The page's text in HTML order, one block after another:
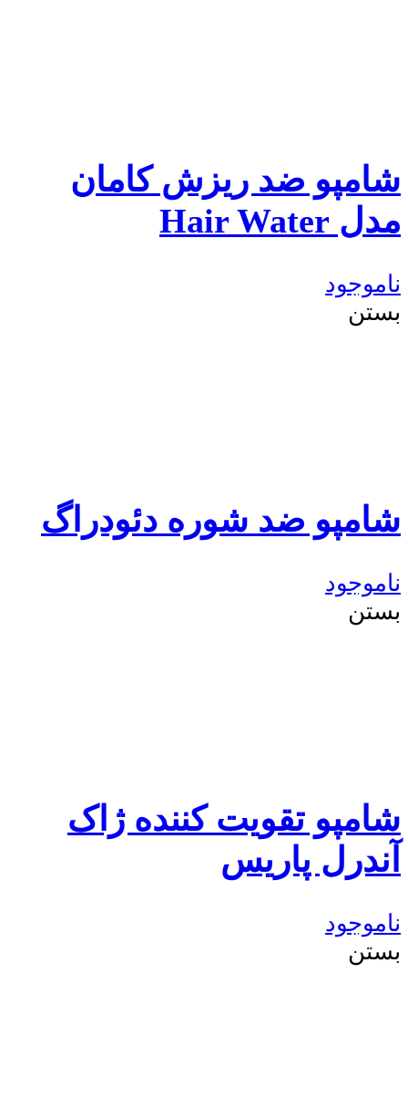
شامپو ضد ریزش کامان
مدل Hair Water
ناموجود
بستن
شامپو ضد شوره دئودراگ
ناموجود
بستن
شامپو تقویت کننده ژاک
آندرل پاریس
ناموجود
بستن